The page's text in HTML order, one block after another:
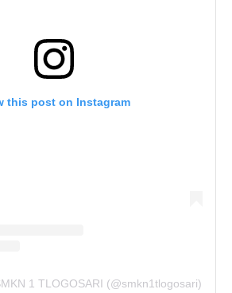
this post on Instagram
1 TLOGOSARI (@smkn1tlogosari)